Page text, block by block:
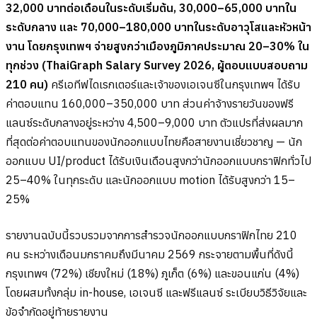
32,000 บาทต่อเดือนในระดับเริ่มต้น, 30,000–65,000 บาทใน
ระดับกลาง และ 70,000–180,000 บาทในระดับอาวุโสและหัวหน้า
งาน โดยกรุงเทพฯ จ่ายสูงกว่าเมืองภูมิภาคประมาณ 20–30% ใน
ทุกช่วง (ThaiGraph Salary Survey 2026, ผู้ตอบแบบสอบถาม
210 คน) ครีเอทีฟไดเรกเตอร์และเจ้าของเอเจนซีในกรุงเทพฯ ได้รับ
ค่าตอบแทน 160,000–350,000 บาท ส่วนค่าจ้างรายวันของฟรี
แลนซ์ระดับกลางอยู่ระหว่าง 4,500–9,000 บาท ตัวแปรที่ส่งผลมาก
ที่สุดต่อค่าตอบแทนของนักออกแบบไทยคือสายงานเชี่ยวชาญ — นัก
ออกแบบ UI/product ได้รับเงินเดือนสูงกว่านักออกแบบกราฟิกทั่วไป
25–40% ในทุกระดับ และนักออกแบบ motion ได้รับสูงกว่า 15–
25%
รายงานฉบับนี้รวบรวมจากการสำรวจนักออกแบบกราฟิกไทย 210
คน ระหว่างเดือนมกราคมถึงมีนาคม 2569 กระจายตามพื้นที่ดังนี้
กรุงเทพฯ (72%) เชียงใหม่ (18%) ภูเก็ต (6%) และขอนแก่น (4%)
โดยผสมทั้งกลุ่ม in-house, เอเจนซี และฟรีแลนซ์ ระเบียบวิธีวิจัยและ
ข้อจำกัดอยู่ท้ายรายงาน